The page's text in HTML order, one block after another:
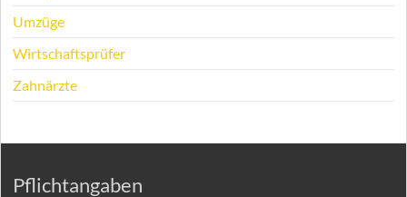
Umzüge
Wirtschaftsprüfer
Zahnärzte
Pflichtangaben